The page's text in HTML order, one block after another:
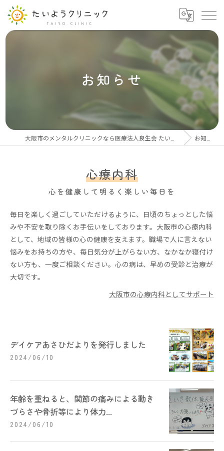
お知らせ
お知らせ
心療内科
心を健康して明るく楽しい毎日を
毎日を楽しく過ごしていただけるように、日頃のちょっとした悩
みや不安を取り除くお手伝いをしております。大阪市の心療内科
として、地域の皆様の心の健康を支えます。職場で人に言えない
悩みをお持ちの方や、毎日気分が上がらない方、なかなか寝付け
ない方も、一度ご相談ください。心の病は、早めの受診と治療が
大切です。
大阪市の心療内科としてサポート
デイケアあさひだよりを発行しました
2024/06/10
年齢を重ねると、関節の痛みによる動き
づらさや骨折等により体力...
2024/06/10